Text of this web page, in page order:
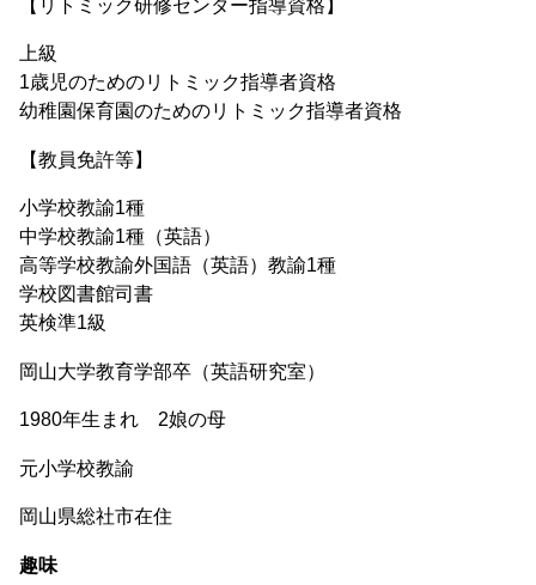
【リトミック研修センター指導資格】
上級
1歳児のためのリトミック指導者資格
幼稚園保育園のためのリトミック指導者資格
【教員免許等】
小学校教諭1種
中学校教諭1種（英語）
高等学校教諭外国語（英語）教諭1種
学校図書館司書
英検準1級
岡山大学教育学部卒（英語研究室）
1980年生まれ 2娘の母
元小学校教諭
岡山県総社市在住
趣味